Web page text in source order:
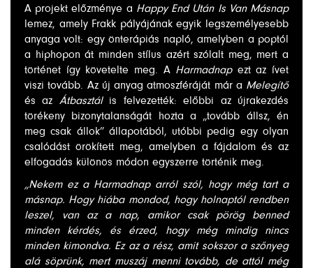
A projekt előzménye a Happy End Után Is Van Másnap
lemez, amely Frakk pályájának egyik legszemélyesebb
anyaga volt: egy önterápiás napló, amelyben a poptól
a hiphopon át minden stílus azért szólalt meg, mert a
történet így követelte meg. A Harmadnapezt az ívet
viszi tovább. Az új anyag atmoszféráját már a Melegítő
és az Átbasztális felvezették: előbbi az újrakezdés
törékeny bizonytalanságát hozta a „tovább állsz, én
meg csak állok” állapotából, utóbbi pedig egy olyan
csalódást örökített meg, amelyben a fájdalom és az
elfogadás különös módon egyszerre történik meg.
„Nekem ez a Harmadnap arról szól, hogy még tart a
másnap. Hogy hiába mondod, hogy holnaptól rendben
leszel, van az a nap, amikor csak pörög benned
minden kérdés, és érzed, hogy még mindig nincs
minden kimondva. Ez az a rész, amit sokszor a szőnyeg
alá söprünk, mert muszáj menni tovább, de attól még